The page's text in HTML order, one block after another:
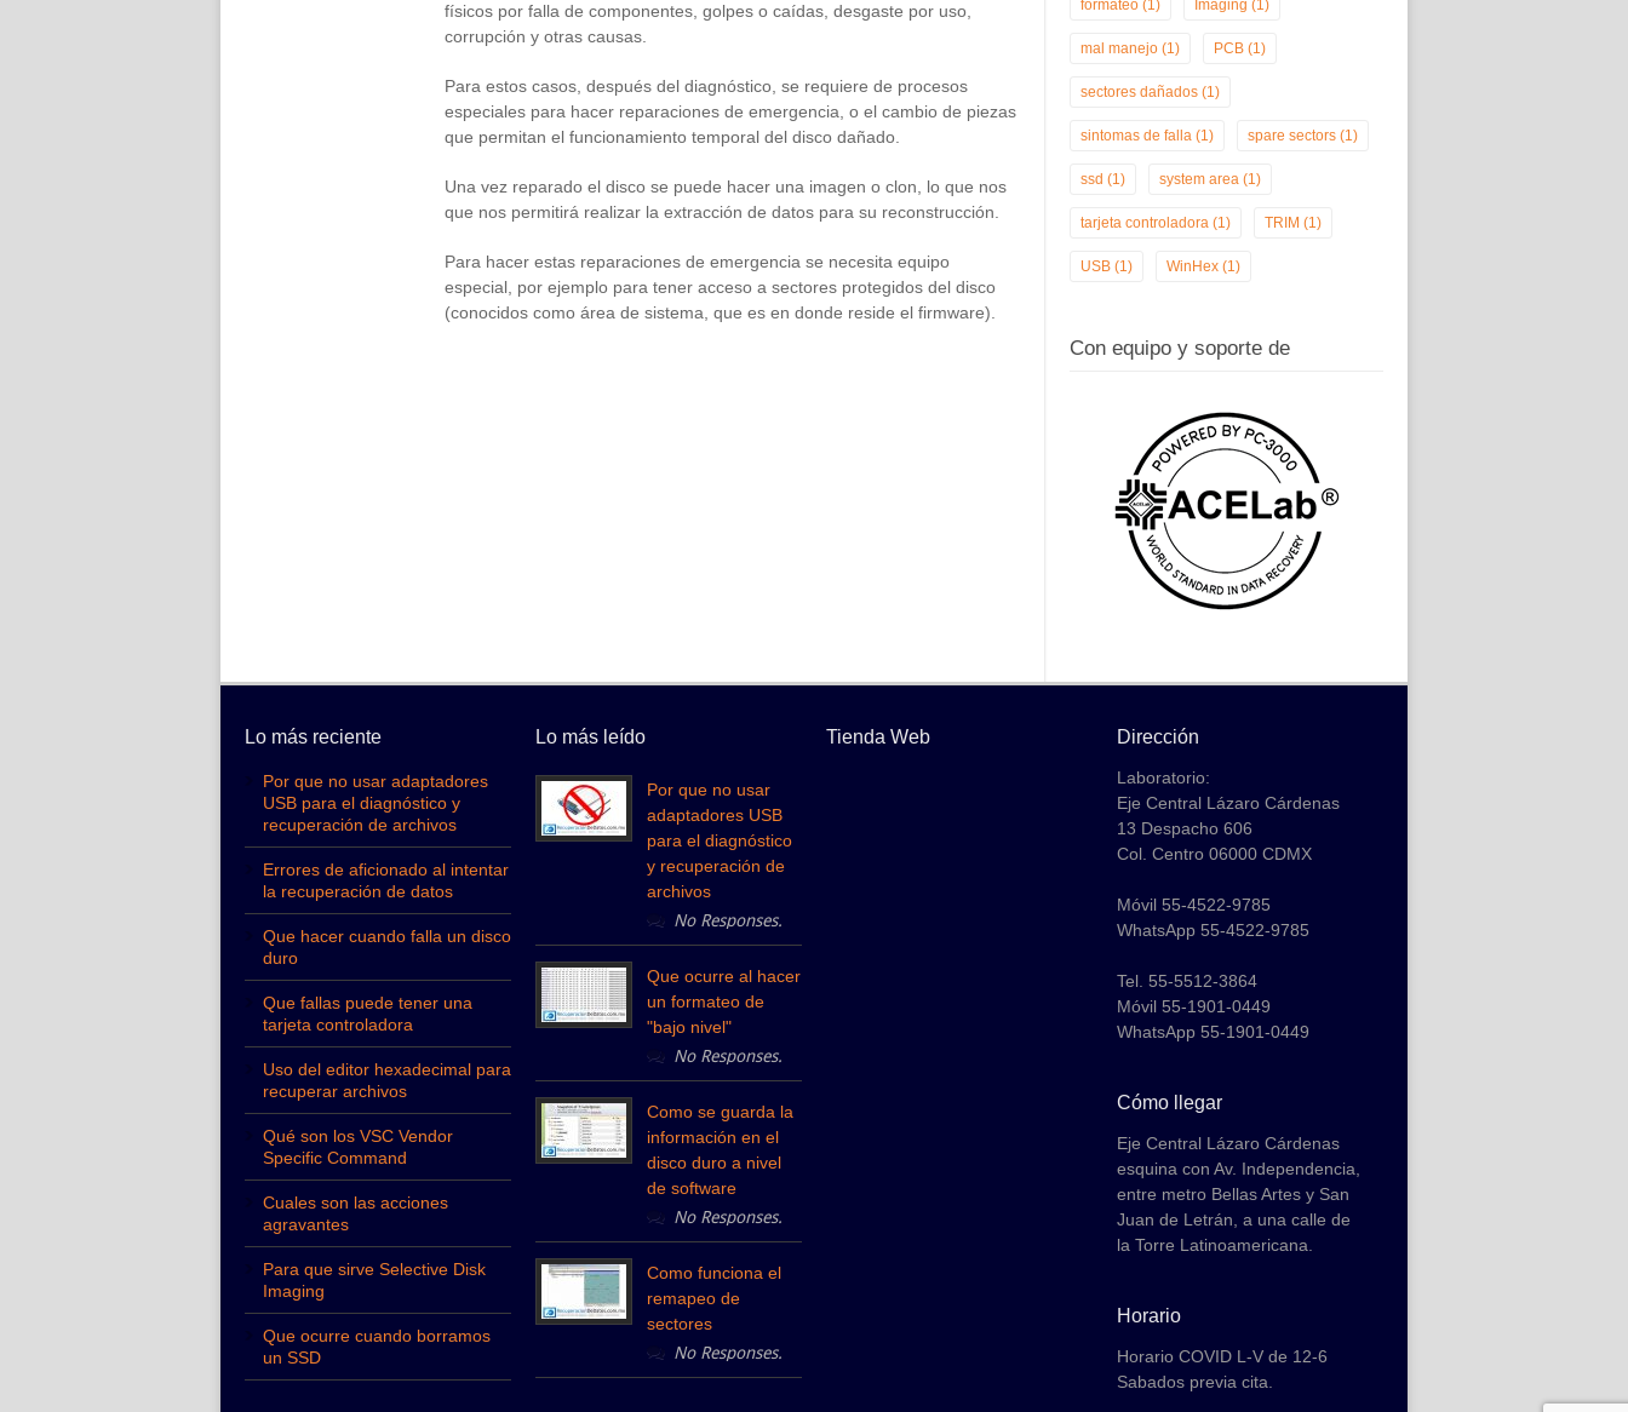
físicos por falla de componentes, golpes o caídas, desgaste por uso,
corrupción y otras causas.
Para estos casos, después del diagnóstico, se requiere de procesos
especiales para hacer reparaciones de emergencia, o el cambio de piezas
que permitan el funcionamiento temporal del disco dañado.
Una vez reparado el disco se puede hacer una imagen o clon, lo que nos
que nos permitirá realizar la extracción de datos para su reconstrucción.
Para hacer estas reparaciones de emergencia se necesita equipo
especial, por ejemplo para tener acceso a sectores protegidos del disco
(conocidos como área de sistema, que es en donde reside el firmware).
formateo (1) Imaging (1)
mal manejo (1) PCB (1)
sectores dañados (1)
sintomas de falla (1) spare sectors (1)
ssd (1) system area (1)
tarjeta controladora (1) TRIM (1)
USB (1) WinHex (1)
Con equipo y soporte de
Lo más reciente
Por que no usar adaptadores
USB para el diagnóstico y
recuperación de archivos
Errores de aficionado al intentar
la recuperación de datos
Que hacer cuando falla un disco
duro
Que fallas puede tener una
tarjeta controladora
Uso del editor hexadecimal para
recuperar archivos
Qué son los VSC Vendor
Specific Command
Cuales son las acciones
agravantes
Para que sirve Selective Disk
Imaging
Que ocurre cuando borramos
un SSD
Lo más leído
Por que no usar
adaptadores USB
para el diagnóstico
y recuperación de
archivos
No Responses.
Que ocurre al hacer
un formateo de
"bajo nivel"
No Responses.
Como se guarda la
información en el
disco duro a nivel
de software
No Responses.
Como funciona el
remapeo de
sectores
No Responses.
Tienda Web Dirección
Laboratorio:
Eje Central Lázaro Cárdenas
13 Despacho 606
Col. Centro 06000 CDMX
Móvil 55-4522-9785
WhatsApp 55-4522-9785
Tel. 55-5512-3864
Móvil 55-1901-0449
WhatsApp 55-1901-0449
Cómo llegar
Eje Central Lázaro Cárdenas
esquina con Av. Independencia,
entre metro Bellas Artes y San
Juan de Letrán, a una calle de
la Torre Latinoamericana.
Horario
Horario COVID L-V de 12-6
Sabados previa cita.